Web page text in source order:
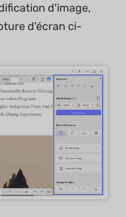
d'image,
d'écran ci-